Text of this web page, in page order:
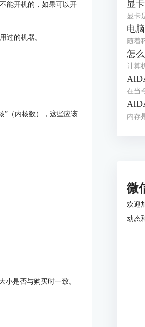
能开机的，如果可以开
过的机器。
”（内核数），这些应该
小是否与购买时一致。
微
欢迎
动态